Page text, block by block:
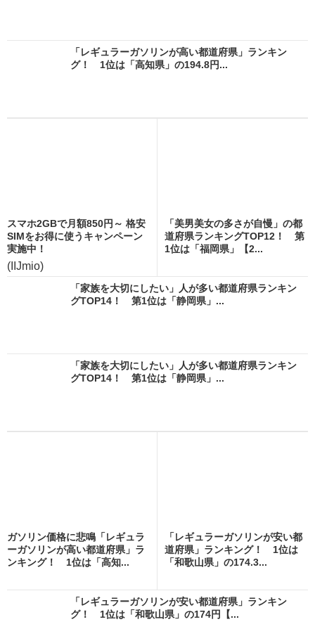
「レギュラーガソリンが高い都道府県」ランキン
グ！ 1位は「高知県」の194.8円...
スマホ2GBで月額850円～ 格安
SIMをお得に使うキャンペーン
実施中！
(IIJmio)
「美男美女の多さが自慢」の都
道府県ランキングTOP12！ 第
1位は「福岡県」【2...
「家族を大切にしたい」人が多い都道府県ランキン
グTOP14！ 第1位は「静岡県」...
「家族を大切にしたい」人が多い都道府県ランキン
グTOP14！ 第1位は「静岡県」...
ガソリン価格に悲鳴「レギュラ
ーガソリンが高い都道府県」ラ
ンキング！ 1位は「高知...
「レギュラーガソリンが安い都
道府県」ランキング！ 1位は
「和歌山県」の174.3...
「レギュラーガソリンが安い都道府県」ランキン
グ！ 1位は「和歌山県」の174円【...